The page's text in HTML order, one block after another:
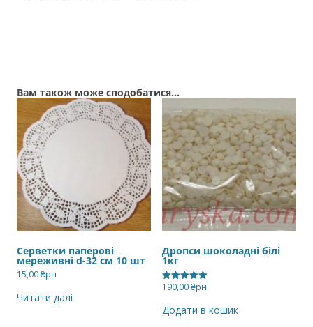
Вам також може сподобатися…
Серветки паперові
мереживні d-32 см 10 шт
15,00₴рн
Читати далі
Дропси шоколадні білі
1кг
Оцінено в
190,00₴рн
Додати в кошик